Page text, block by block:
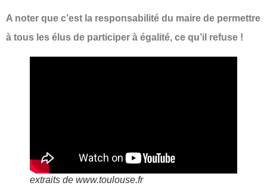
A noter que c’est la responsabilité du maire de permettre
à tous les élus de participer à égalité, ce qu’il refuse !
extraits de www.toulouse.fr